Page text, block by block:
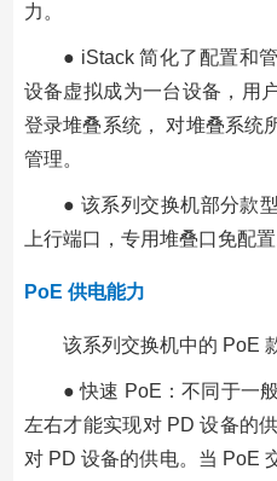
力。
● iStack 简化了配置和
设备虚拟成为一台设备，用
登录堆叠系统， 对堆叠系统
管理。
● 该系列交换机部分款
上行端口，专用堆叠口免配置
PoE 供电能力
该系列交换机中的 PoE
● 快速 PoE：不同于一
左右才能实现对 PD 设备的
对 PD 设备的供电。当 PoE